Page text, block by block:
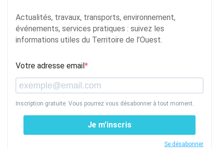
Actualités, travaux, transports, environnement,
événements, services pratiques : suivez les
informations utiles du Territoire de l’Ouest.
Votre adresse email
Inscription gratuite. Vous pourrez vous désabonner à tout moment.
Je m’inscris
Se désabonner